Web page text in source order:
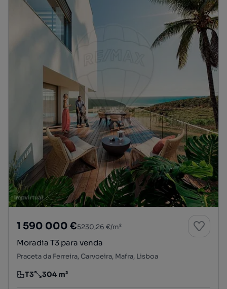
1 590 000 €5230,26 €/m²
Moradia T3 para venda
Praceta da Ferreira, Carvoeira, Mafra, Lisboa
Tipologia
T3
Preço por metro quadrado
304 m²